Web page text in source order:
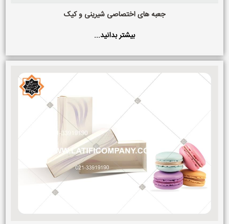
جعبه های اختصاصی شیرینی و کیک
بیشتر بدانید...